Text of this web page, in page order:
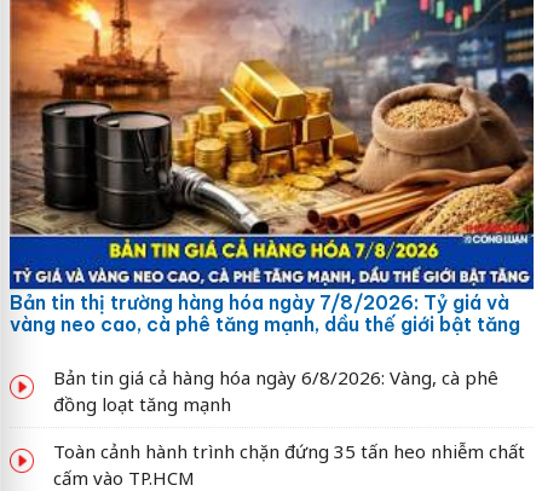
Bản tin thị trường hàng hóa ngày 7/8/2026: Tỷ giá và
vàng neo cao, cà phê tăng mạnh, dầu thế giới bật tăng
Bản tin giá cả hàng hóa ngày 6/8/2026: Vàng, cà phê
đồng loạt tăng mạnh
Toàn cảnh hành trình chặn đứng 35 tấn heo nhiễm chất
cấm vào TP.HCM